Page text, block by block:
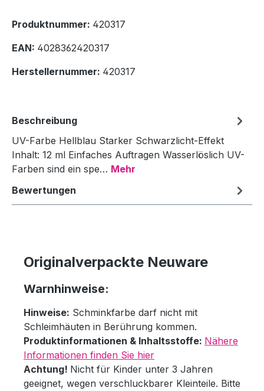
Produktnummer: 420317
EAN: 4028362420317
Herstellernummer: 420317
Beschreibung
UV-Farbe Hellblau Starker Schwarzlicht-Effekt
Inhalt: 12 ml Einfaches Auftragen Wasserlöslich UV-
Farben sind ein spe… Mehr
Bewertungen
Originalverpackte Neuware
Warnhinweise:
Hinweise: Schminkfarbe darf nicht mit
Schleimhäuten in Berührung kommen.
Produktinformationen & Inhaltsstoffe: Nähere
Informationen finden Sie hier
Achtung! Nicht für Kinder unter 3 Jahren
geeignet, wegen verschluckbarer Kleinteile. Bitte